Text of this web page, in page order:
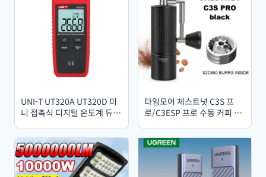
UNI-T UT320A UT320D 미
니 접촉식 디지털 온도계 듀얼
트 데이터 홀드 기능 온도 조
절기
타임모어 체스트넛 C3S 프
로/C3ESP 프로 수동 커피 그
버 내장, 휴대용 핸드 에스프
레소 그라인더)